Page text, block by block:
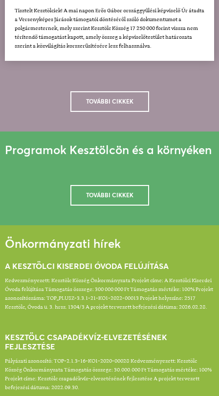
Tisztelt Kesztölciek! A mai napon Erős Gábor országgyűlési képviselő Úr átadta
a Versenyképes Járások támogatói döntéséről szóló dokumentumot a
polgármesternek, mely szerint Kesztölc Község 17 250 000 forint vissza nem
térítendő támogatást kapott, amely összeg a képviselőtestület határozata
szerint a közvilágítás korszerűsítésére lesz felhasználva.
TOVÁBBI CIKKEK
Programok Kesztölcön és a környéken
TOVÁBBI CIKKEK
Önkormányzati hírek
A KESZTÖLCI KISERDEI ÓVODA FELÚJÍTÁSA
Kedvezményezett: Kesztölc Község Önkormányzata Projekt címe: A Kesztölci Kiserdei
Óvoda felújítása Támogatás összege: 300 000 000 Ft Támogatás mértéke: 100% Projekt
azonosítószáma: TOP_PLUSZ-3.3.1-21-KO1-2022-00013 Projekt helyszíne: 2517
Kesztölc, Óvoda u. 3. hrsz. 1304/3 A projekt tervezett befejezési dátuma: 2026.02.28.
KESZTÖLC CSAPADÉKVÍZ-ELVEZETÉSÉNEK
FEJLESZTÉSE
Pályázati azonosító: TOP-2.1.3-16-KO1-2020-00028 Kedvezményezett: Kesztölc
Község Önkormányzata Támogatás összege: 30.000.000 Ft Támogatás mértéke: 100%
Projekt címe: Kesztölc csapadékvíz-elvezetésének fejlesztése A projekt tervezett
befejezési dátuma: 2022.09.30.